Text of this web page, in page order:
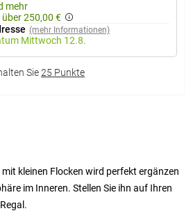
mehr
250,00 €
(mehr Informationen)
Mittwoch 12.8.
Sie25 Punkte
kleinen Flocken wird perfekt ergänzen
im Inneren. Stellen Sie ihn auf Ihren